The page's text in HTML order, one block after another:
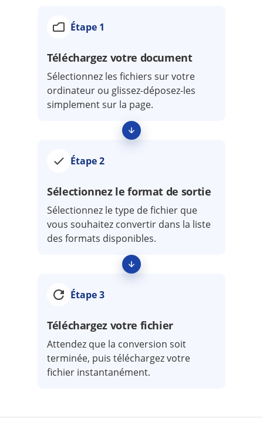
Étape 1
Téléchargez votre document
Sélectionnez les fichiers sur votre
ordinateur ou glissez-déposez-les
simplement sur la page.
Étape 2
Sélectionnez le format de sortie
Sélectionnez le type de fichier que
vous souhaitez convertir dans la liste
des formats disponibles.
Étape 3
Téléchargez votre fichier
Attendez que la conversion soit
terminée, puis téléchargez votre
fichier instantanément.